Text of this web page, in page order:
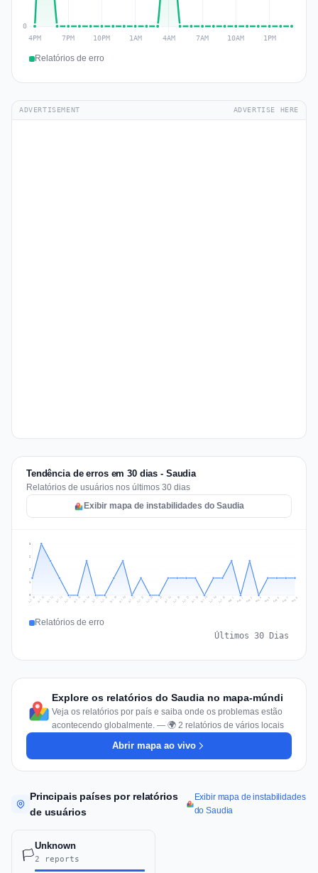
Relatórios de erro
ADVERTISEMENT ADVERTISE HERE
Tendência de erros em 30 dias - Saudia
Relatórios de usuários nos últimos 30 dias
Exibir mapa de instabilidades do Saudia
1
2
2
3
Jul 10 Jul 11 Jul 12 Jul 13 Jul 14 Jul 15 Jul 16 Jul 17 Jul 18 Jul 19 Jul 20 Jul 21 Jul 22 Jul 23 Jul 24 Jul 25 Jul 26 Jul 27 Jul 28 Jul 29 Jul 30 Jul 31 Aug 1 Aug 2 Aug 3 Aug 4 Aug 5 Aug 6 Aug 7 Aug 8
Relatórios de erro
Últimos 30 Dias
Explore os relatórios do Saudia no mapa-múndi
Veja os relatórios por país e saiba onde os problemas estão
acontecendo globalmente. — 🌍 2 relatórios de vários locais
Abrir mapa ao vivo
Principais países por relatórios
de usuários
Exibir mapa de instabilidades
do Saudia
🏳️
Unknown
2 reports